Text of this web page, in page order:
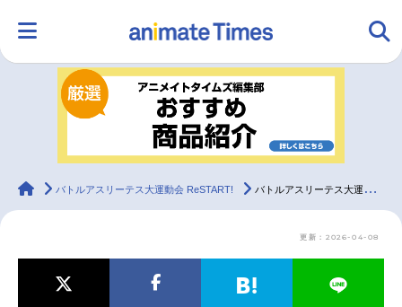
ランキング アニメ
ラジオ グッズ
animateTimes
バトルアスリーテス大運動会 ReSTART! バトルアスリーテス大運動会 ReSTART!｜アニメ声優・キャラクター・登場人物・動画配信情報・2021春アニメ最新情報一覧
更新：2026-04-08